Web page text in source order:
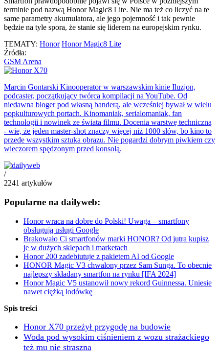
terminie pod nazwą Honor Magic8 Lite. Nie ma też co liczyć na te
same parametry akumulatora, ale jego pojemność i tak pewnie
będzie na tyle spora, że stanie się liderem na europejskim rynku.
TEMATY: Honor Honor Magic8 Lite
Źródła:
GSM Arena
Marcin Gontarski Kinooperator w warszawskim kinie Iluzjon,
podcaster, początkujący twórca kompilacji na YouTube. Od
niedawna bloger pod własną banderą, ale wcześniej bywał w wielu
popkulturowych portach. Kinomaniak, serialomaniak, fan
technologii i nowinek ze świata filmu. Docenia warstwę techniczną
- wie, że jeden master-shot znaczy więcej niż 1000 słów, bo kino to
przede wszystkim sztuka obrazu. Nie pogardzi dobrym piwkiem czy
wieczorem spędzonym przed konsolą.
/
2241 artykułów
Popularne na dailyweb:
Honor wraca na dobre do Polski! Uwaga – smartfony
obsługują usługi Google
Brakowało Ci smartfonów marki HONOR? Od jutra kupisz
je w dużych sklepach i marketach
Honor 200 zadebiutuje z pakietem AI od Google
HONOR Magic V3 chwalony przez Sam Sunga. To obecnie
najlepszy składany smartfon na rynku [IFA 2024]
Honor Magic V5 ustanowił nowy rekord Guinnessa. Uniesie
nawet ciężką lodówkę
Spis treści
Honor X70 przeżył przygodę na budowie
Woda pod wysokim ciśnieniem z wozu strażackiego
też mu nie straszna